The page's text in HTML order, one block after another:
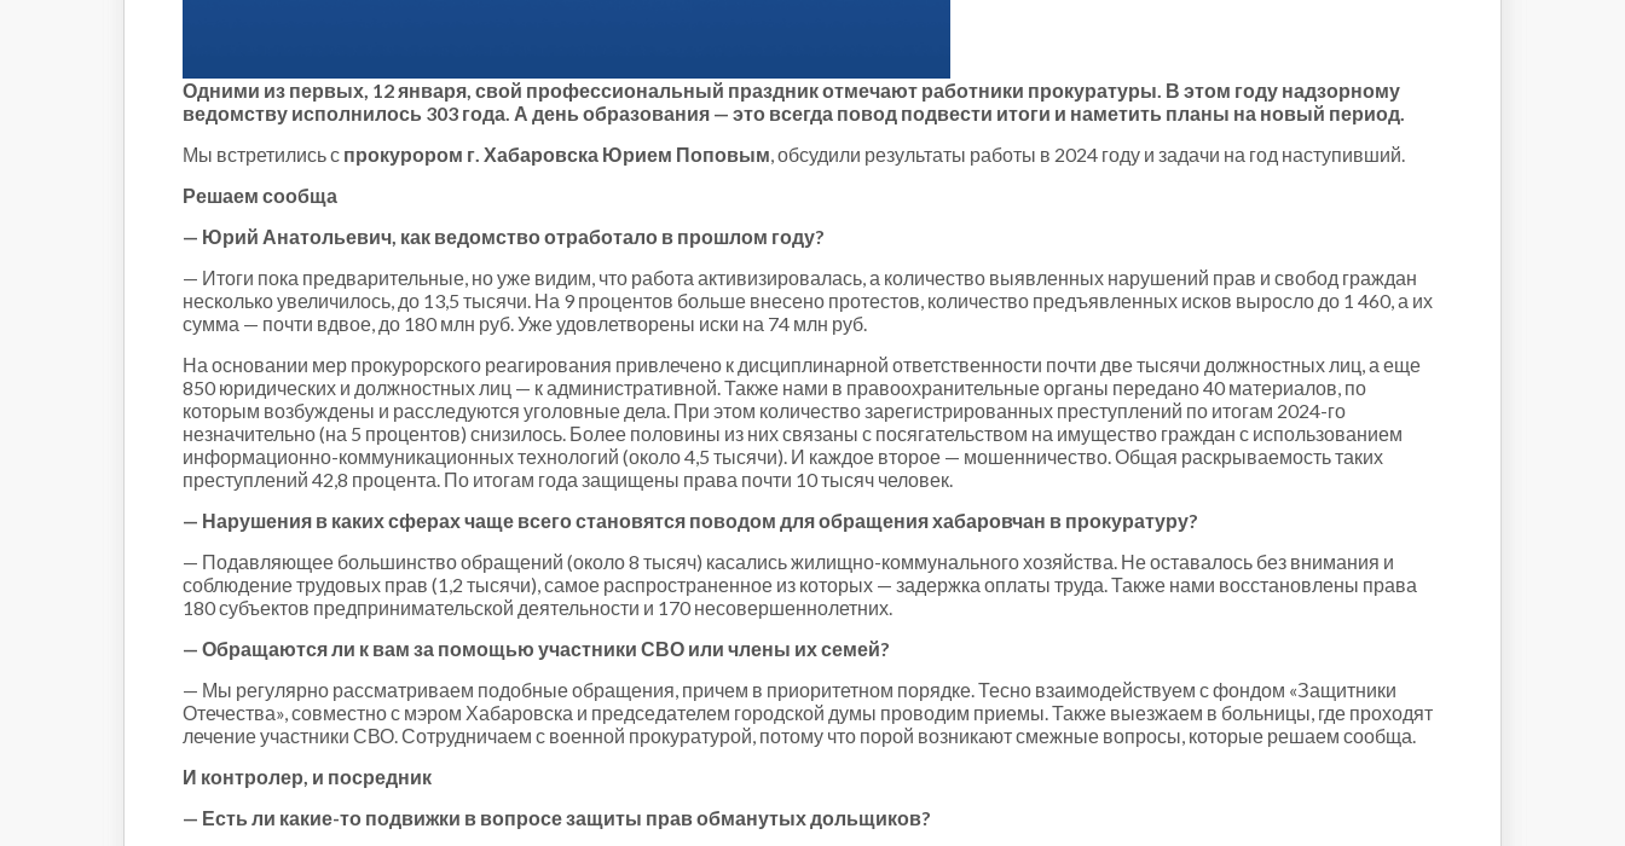
Новогоднее
Духовность
Паводок-2021
Паводок-2022
Выборы-2022
Одними из первых, 12 января, свой профессиональный праздник отмечают работники прокуратуры. В этом году надзорному
ведомству исполнилось 303 года. А день образования — это всегда повод подвести итоги и наметить планы на новый период.
Мы встретились с прокурором г. Хабаровска Юрием Поповым, обсудили результаты работы в 2024 году и задачи на год наступивший.
Решаем сообща
— Юрий Анатольевич, как ведомство отработало в прошлом году?
— Итоги пока предварительные, но уже видим, что работа активизировалась, а количество выявленных нарушений прав и свобод граждан
несколько увеличилось, до 13,5 тысячи. На 9 процентов больше внесено протестов, количество предъявленных исков выросло до 1 460, а их
сумма — почти вдвое, до 180 млн руб. Уже удовлетворены иски на 74 млн руб.
На основании мер прокурорского реагирования привлечено к дисциплинарной ответственности почти две тысячи должностных лиц, а еще
850 юридических и должностных лиц — к административной. Также нами в правоохранительные органы передано 40 материалов, по
которым возбуждены и расследуются уголовные дела. При этом количество зарегистрированных преступлений по итогам 2024-го
незначительно (на 5 процентов) снизилось. Более половины из них связаны с посягательством на имущество граждан с использованием
информационно-коммуникационных технологий (около 4,5 тысячи). И каждое второе — мошенничество. Общая раскрываемость таких
преступлений 42,8 процента. По итогам года защищены права почти 10 тысяч человек.
— Нарушения в каких сферах чаще всего становятся поводом для обращения хабаровчан в прокуратуру?
— Подавляющее большинство обращений (около 8 тысяч) касались жилищно-коммунального хозяйства. Не оставалось без внимания и
соблюдение трудовых прав (1,2 тысячи), самое распространенное из которых — задержка оплаты труда. Также нами восстановлены права
180 субъектов предпринимательской деятельности и 170 несовершеннолетних.
— Обращаются ли к вам за помощью участники СВО или члены их семей?
— Мы регулярно рассматриваем подобные обращения, причем в приоритетном порядке. Тесно взаимодействуем с фондом «Защитники
Отечества», совместно с мэром Хабаровска и председателем городской думы проводим приемы. Также выезжаем в больницы, где проходят
лечение участники СВО. Сотрудничаем с военной прокуратурой, потому что порой возникают смежные вопросы, которые решаем сообща.
И контролер, и посредник
— Есть ли какие-то подвижки в вопросе защиты прав обманутых дольщиков?